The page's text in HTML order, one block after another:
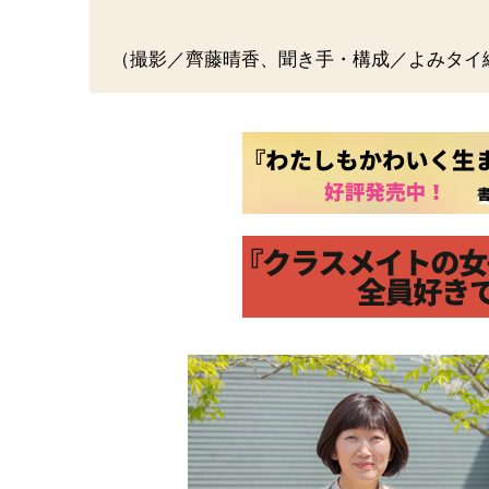
（撮影／齊藤晴香、聞き手・構成／よみタ